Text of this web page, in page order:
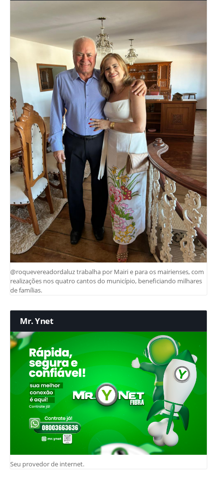
@roquevereadordaluz trabalha por Mairi e para os mairienses, com
realizações nos quatro cantos do município, beneficiando milhares
de famílias.
Mr. Ynet
Seu provedor de internet.